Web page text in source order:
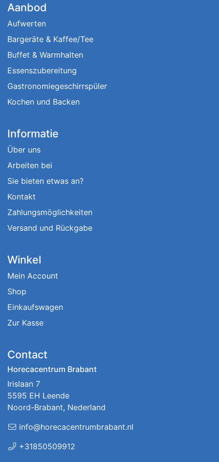
Aanbod
Aufwerten
Bargeräte & Kaffee/Tee
Buffet & Warmhalten
Essenszubereitung
Gastronomiegeschirrspüler
Kochen und Backen
Informatie
Über uns
Arbeiten bei
Sie bieten etwas an?
Kontakt
Zahlungsmöglichkeiten
Versand und Rückgabe
Winkel
Mein Account
Shop
Einkaufswagen
Zur Kasse
Contact
Horecacentrum Brabant
Irislaan 7
5595 EH Leende
Noord-Brabant, Nederland
info@horecacentrumbrabant.nl
+31850509912